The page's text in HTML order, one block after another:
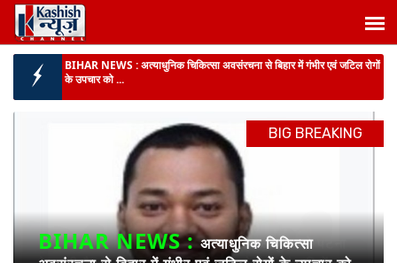
BIHAR NEWS :अत्याधुनिक चिकित्सा अवसंरचना से बिहार में गंभीर एवं जटिल रोगों
के उपचार को ...
पूर्णिया में SVU की बड़ी कार्रवाई :बिजली विभाग के जेई समेत तीन लोग 10 हजार रुपये
रिश्वत लेते रंगेहाथ गिरफ्तार...
कांग्रेस सेवा दल ने सम्राट सरकार को घेरा :
24वें दिन सीतामढ़ी के गांधी मैदान में
महाआंदोलन, धरना के बाद डीएम को सौंपा ...
BIG BREAKING :बिहार के 11 डीआईजी जाएंगे हैदराबाद, राष्ट्रीय पुलिस अकादमी
में मिड करियर ट्...
BIG BREAKING
BIHAR NEWS :अत्याधुनिक चिकित्सा